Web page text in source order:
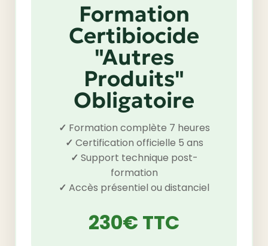
Formation
Certibiocide
"Autres
Produits"
Obligatoire
✓ Formation complète 7 heures
✓ Certification officielle 5 ans
✓ Support technique post-
formation
✓ Accès présentiel ou distanciel
230€ TTC